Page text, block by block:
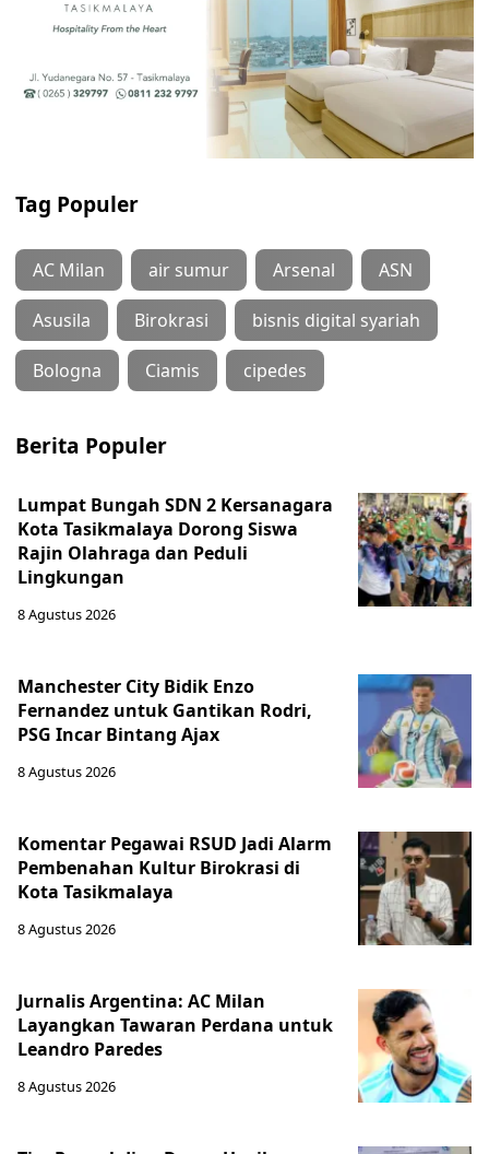
Tag Populer
AC Milan air sumur Arsenal ASN
Asusila Birokrasi bisnis digital syariah
Bologna Ciamis cipedes
Berita Populer
Lumpat Bungah SDN 2 Kersanagara
Kota Tasikmalaya Dorong Siswa
Rajin Olahraga dan Peduli
Lingkungan
8 Agustus 2026
Manchester City Bidik Enzo
Fernandez untuk Gantikan Rodri,
PSG Incar Bintang Ajax
8 Agustus 2026
Komentar Pegawai RSUD Jadi Alarm
Pembenahan Kultur Birokrasi di
Kota Tasikmalaya
8 Agustus 2026
Jurnalis Argentina: AC Milan
Layangkan Tawaran Perdana untuk
Leandro Paredes
8 Agustus 2026